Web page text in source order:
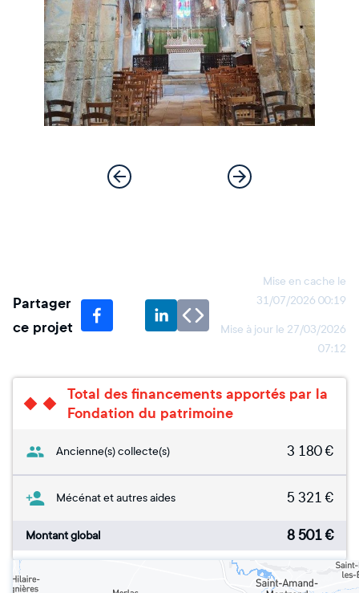
Partager
ce projet
Mise en cache le
31/07/2026 00:19
Mise à jour le 27/03/2026
07:12
Total des financements apportés par la
Fondation du patrimoine
Ancienne(s) collecte(s) 3 180€
Mécénat et autres aides 5 321 €
Montant global 8 501€